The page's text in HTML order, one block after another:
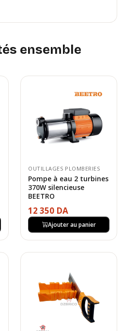
ensemble
OUTILLAGES PLOMBERIES
Pompe à eau 2 turbines
370W silencieuse
BEETRO
12 350 DA
Ajouter au panier